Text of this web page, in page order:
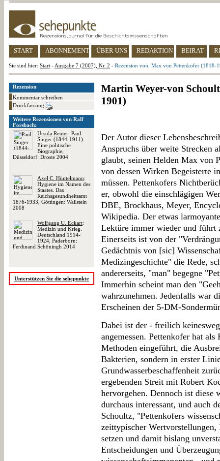
START ABONNEMENT ÜBER UNS REDAKTION BEIRAT
Sie sind hier: Start - Ausgabe 7 (2007), Nr. 2 - Rezension von: Max von Pettenkofer (1818-
Rezension
Kommentar schreiben
Druckfassung
Weitere Rezensionen von Ralf
Forsbach:
Ursula Reuter: Paul
Singer (1844-1911).
Eine politische
Biographie,
Düsseldorf: Droste 2004
Axel C. Hüntelmann:
Hygiene im Namen des
Staates. Das
Reichsgesundheitsamt
1876-1933, Göttingen: Wallstein
2008
Wolfgang U. Eckart:
Medizin und Krieg.
Deutschland 1914-
1924, Paderborn:
Ferdinand Schöningh 2014
Unterstützen Sie die sehepunkte
Martin Weyer-von
1901)
Der Autor dieser
Anspruchs über weite Strecken
glaubt, seinen Helden Max von
von dessen Wirken Begeisterte
müssen. Pettenkofers
er, obwohl die einschlägigen
DBE, Brockhaus, Meyer,
Wikipedia. Der etwas
Lektüre immer wieder und führt
Einerseits ist von der
Gedächtnis von [sic]
Medizingeschichte" die Rede,
andererseits, "man" begegne
Immerhin scheint man den
wahrzunehmen. Jedenfalls war
Erscheinen der 5-DM-
Dabei ist der - freilich
angemessen. Pettenkofer hat
Methoden eingeführt, die
Bakterien, sondern in erster
Grundwasserbeschaffenheit
ergebenden Streit mit Robert
hervorgehen. Dennoch ist diese
durchaus interessant, und auch
Schoultz, "Pettenkofers
zeittypischer
setzen und damit bislang
Entscheidungen und